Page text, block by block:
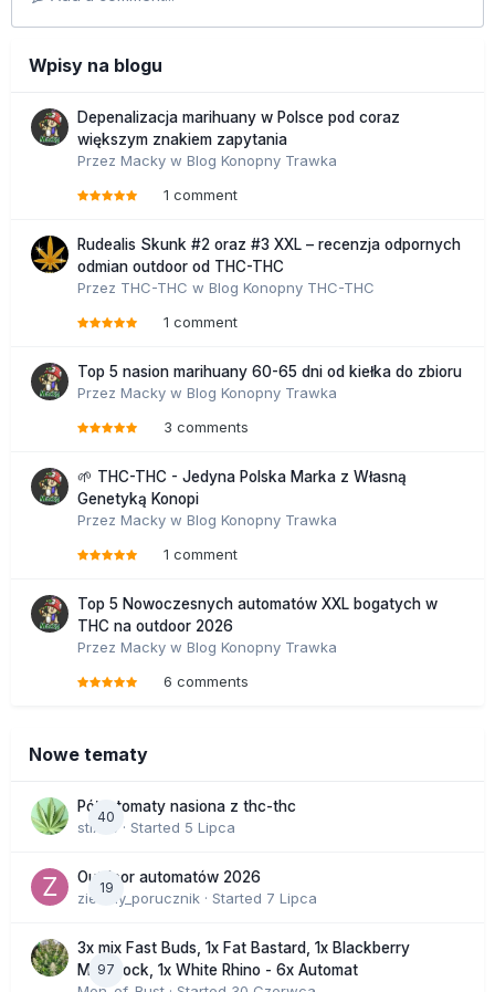
Wpisy na blogu
Depenalizacja marihuany w Polsce pod coraz
większym znakiem zapytania
Przez Macky w Blog Konopny Trawka
1 comment
Rudealis Skunk #2 oraz #3 XXL – recenzja odpornych
odmian outdoor od THC-THC
Przez THC-THC w Blog Konopny THC-THC
1 comment
Top 5 nasion marihuany 60-65 dni od kiełka do zbioru
Przez Macky w Blog Konopny Trawka
3 comments
🌱 THC-THC - Jedyna Polska Marka z Własną
Genetyką Konopi
Przez Macky w Blog Konopny Trawka
1 comment
Top 5 Nowoczesnych automatów XXL bogatych w
THC na outdoor 2026
Przez Macky w Blog Konopny Trawka
6 comments
Nowe tematy
40
Półautomaty nasiona z thc-thc
stix33 · Started 5 Lipca
19
Outdoor automatów 2026
zielony_porucznik · Started 7 Lipca
97
3x mix Fast Buds, 1x Fat Bastard, 1x Blackberry
Moonrock, 1x White Rhino - 6x Automat